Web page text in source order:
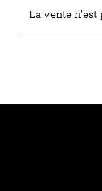
La vente n'est